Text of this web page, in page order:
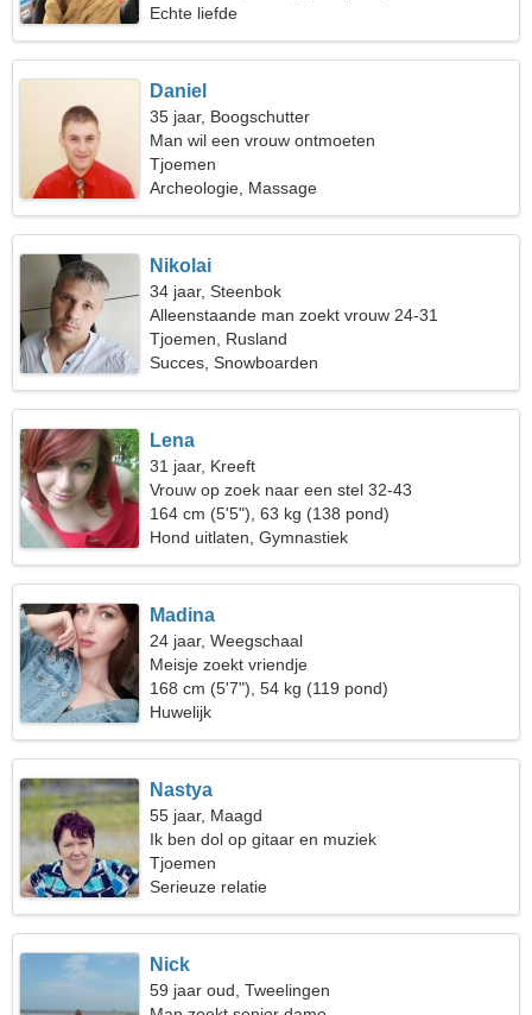
Echte liefde
Daniel
35 jaar, Boogschutter
Man wil een vrouw ontmoeten
Tjoemen
Archeologie, Massage
Nikolai
34 jaar, Steenbok
Alleenstaande man zoekt vrouw 24-31
Tjoemen, Rusland
Succes, Snowboarden
Lena
31 jaar, Kreeft
Vrouw op zoek naar een stel 32-43
164 cm (5'5"), 63 kg (138 pond)
Hond uitlaten, Gymnastiek
Madina
24 jaar, Weegschaal
Meisje zoekt vriendje
168 cm (5'7"), 54 kg (119 pond)
Huwelijk
Nastya
55 jaar, Maagd
Ik ben dol op gitaar en muziek
Tjoemen
Serieuze relatie
Nick
59 jaar oud, Tweelingen